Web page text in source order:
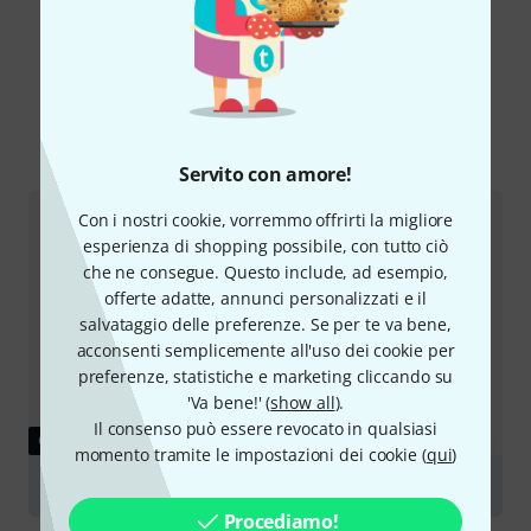
Servito con amore!
Con i nostri cookie, vorremmo offrirti la migliore
esperienza di shopping possibile, con tutto ciò
che ne consegue. Questo include, ad esempio,
offerte adatte, annunci personalizzati e il
salvataggio delle preferenze. Se per te va bene,
acconsenti semplicemente all'uso dei cookie per
preferenze, statistiche e marketing cliccando su
'Va bene!' (show all).
Il consenso può essere revocato in qualsiasi
momento tramite le impostazioni dei cookie (qui)
Procediamo!
Lo sapevi?
GUIDE